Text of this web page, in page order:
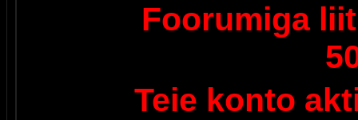
Foorumiga
Teie konto